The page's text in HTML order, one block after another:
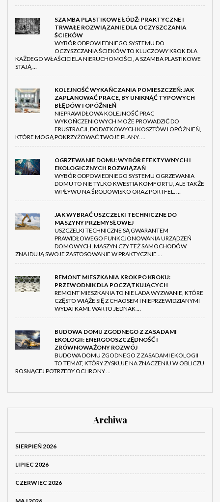
SZAMBA PLASTIKOWE ŁÓDŹ: PRAKTYCZNE I
TRWAŁE ROZWIĄZANIE DLA OCZYSZCZANIA
ŚCIEKÓW
WYBÓR ODPOWIEDNIEGO SYSTEMU DO
OCZYSZCZANIA ŚCIEKÓW TO KLUCZOWY KROK DLA
KAŻDEGO WŁAŚCICIELA NIERUCHOMOŚCI, A SZAMBA PLASTIKOWE
STAJĄ …
KOLEJNOŚĆ WYKAŃCZANIA POMIESZCZEŃ: JAK
ZAPLANOWAĆ PRACE, BY UNIKNĄĆ TYPOWYCH
BŁĘDÓW I OPÓŹNIEŃ
NIEPRAWIDŁOWA KOLEJNOŚĆ PRAC
WYKOŃCZENIOWYCH MOŻE PROWADZIĆ DO
FRUSTRACJI, DODATKOWYCH KOSZTÓW I OPÓŹNIEŃ,
KTÓRE MOGĄ POKRZYŻOWAĆ TWOJE PLANY. …
OGRZEWANIE DOMU: WYBÓR EFEKTYWNYCH I
EKOLOGICZNYCH ROZWIĄZAŃ
WYBÓR ODPOWIEDNIEGO SYSTEMU OGRZEWANIA
DOMU TO NIE TYLKO KWESTIA KOMFORTU, ALE TAKŻE
WPŁYWU NA ŚRODOWISKO ORAZ PORTFEL. …
JAK WYBRAĆ USZCZELKI TECHNICZNE DO
MASZYNY PRZEMYSŁOWEJ
USZCZELKI TECHNICZNE SĄ GWARANTEM
PRAWIDŁOWEGO FUNKCJONOWANIA URZĄDZEŃ
DOMOWYCH, MASZYN CZY TEŻ SAMOCHODÓW.
ZNAJDUJĄ SWOJE ZASTOSOWANIE W PRAKTYCZNIE …
REMONT MIESZKANIA KROK PO KROKU:
PRZEWODNIK DLA POCZĄTKUJĄCYCH
REMONT MIESZKANIA TO NIE LADA WYZWANIE, KTÓRE
CZĘSTO WIĄŻE SIĘ Z CHAOSEM I NIEPRZEWIDZIANYMI
WYDATKAMI. WARTO JEDNAK …
BUDOWA DOMU ZGODNEGO Z ZASADAMI
EKOLOGII: ENERGOOSZCZĘDNOŚĆ I
ZRÓWNOWAŻONY ROZWÓJ
BUDOWA DOMU ZGODNEGO Z ZASADAMI EKOLOGII
TO TEMAT, KTÓRY ZYSKUJE NA ZNACZENIU W OBLICZU
ROSNĄCEJ POTRZEBY OCHRONY …
Archiwa
SIERPIEŃ 2026
LIPIEC 2026
CZERWIEC 2026